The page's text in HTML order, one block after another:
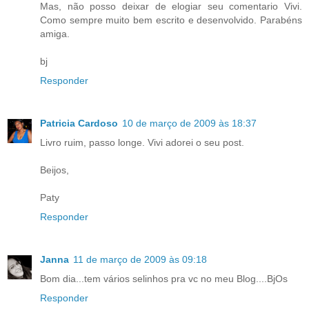
Mas, não posso deixar de elogiar seu comentario Vivi.
Como sempre muito bem escrito e desenvolvido. Parabéns
amiga.
bj
Responder
Patricia Cardoso 10 de março de 2009 às 18:37
Livro ruim, passo longe. Vivi adorei o seu post.
Beijos,
Paty
Responder
Janna 11 de março de 2009 às 09:18
Bom dia...tem vários selinhos pra vc no meu Blog....BjOs
Responder